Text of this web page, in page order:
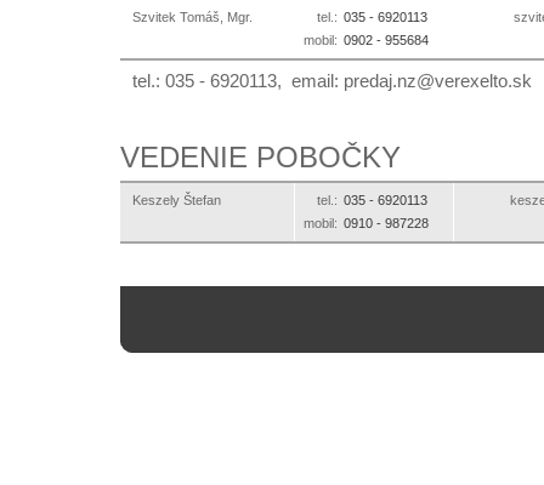
Szvitek Tomáš, Mgr.
tel.:
mobil:
035 - 6920113
0902 - 955684
tel.: 035 - 6920113, email: ks.otlexerev@zn.jaderp
VEDENIE POBOČKY
Keszely Štefan
tel.:
mobil:
035 - 6920113
0910 - 987228